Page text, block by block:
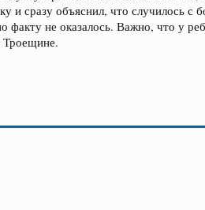
сразу объяснил, что случилось с
факту не оказалось. Важно, что у